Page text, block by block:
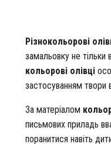
Різнокольорові
замальовку не
кольорові олівці
застосуванням твори
За матеріалом
письмових приладь
поранитися навіть